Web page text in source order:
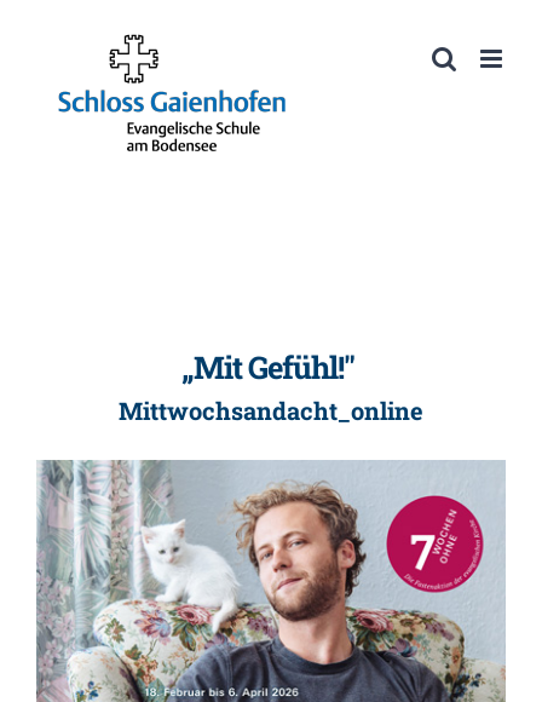
Werkzeugleiste öffnen
springen
„Mit Gefühl!"
Mittwochsandacht_online